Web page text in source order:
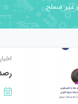
غیر مسلح
اخبار